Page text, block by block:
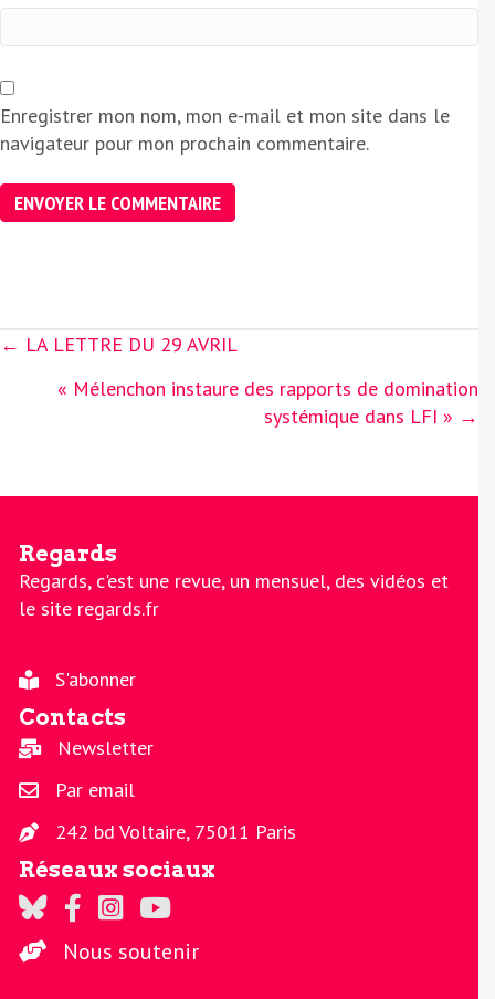
Enregistrer mon nom, mon e-mail et mon site dans le
navigateur pour mon prochain commentaire.
Posts
← LA LETTRE DU 29 AVRIL
« Mélenchon instaure des rapports de domination
systémique dans LFI » →
Regards
Regards, c'est une revue, un mensuel, des vidéos et
le site regards.fr
S'abonner
Contacts
Newsletter
Par email
242 bd Voltaire, 75011 Paris
Réseaux sociaux
Regards sur Twitter
Regards sur Facebook
Regards sur Instagram
La chaine Regards sur Youtube
Nous soutenir